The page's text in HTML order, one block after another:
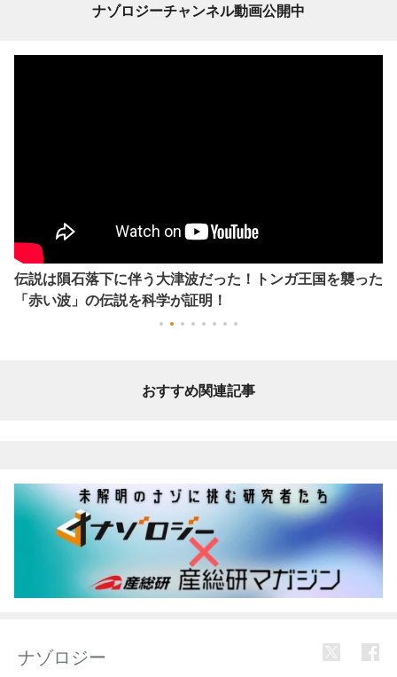
ナゾロジーチャンネル動画公開中
伝説は隕石落下に伴う大津波だった！トンガ王国を襲った
「赤い波」の伝説を科学が証明！
おすすめ関連記事
ナゾロジー